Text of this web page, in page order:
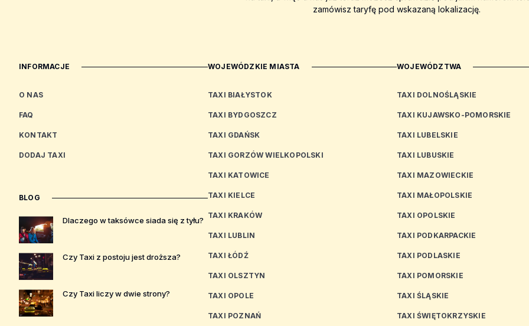
zamówisz taryfę pod wskazaną lokalizację.
INFORMACJE
O NAS
FAQ
KONTAKT
DODAJ TAXI
BLOG
Dlaczego w taksówce siada się z tyłu?
Czy Taxi z postoju jest droższa?
Czy Taxi liczy w dwie strony?
WOJEWÓDZKIE MIASTA
TAXI BIAŁYSTOK
TAXI BYDGOSZCZ
TAXI GDAŃSK
TAXI GORZÓW WIELKOPOLSKI
TAXI KATOWICE
TAXI KIELCE
TAXI KRAKÓW
TAXI LUBLIN
TAXI ŁÓDŹ
TAXI OLSZTYN
TAXI OPOLE
TAXI POZNAŃ
WOJEWÓDZTWA
TAXI DOLNOŚLĄSKIE
TAXI KUJAWSKO-POMORSKIE
TAXI LUBELSKIE
TAXI LUBUSKIE
TAXI MAZOWIECKIE
TAXI MAŁOPOLSKIE
TAXI OPOLSKIE
TAXI PODKARPACKIE
TAXI PODLASKIE
TAXI POMORSKIE
TAXI ŚLĄSKIE
TAXI ŚWIĘTOKRZYSKIE